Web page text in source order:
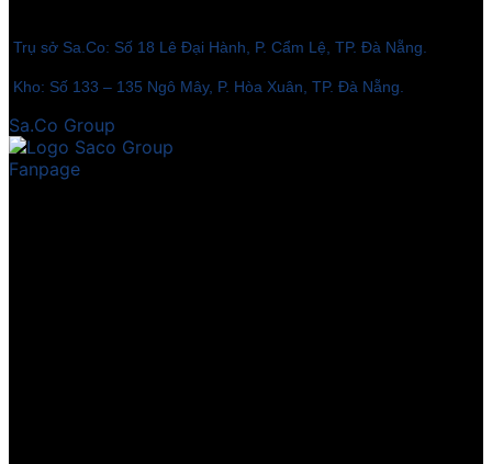
Trụ sở Sa.Co: Số 18 Lê Đại Hành, P. Cẩm Lệ, TP. Đà Nẵng.
Kho: Số 133 – 135 Ngô Mây, P. Hòa Xuân, TP. Đà Nẵng.
Sa.Co Group
Fanpage